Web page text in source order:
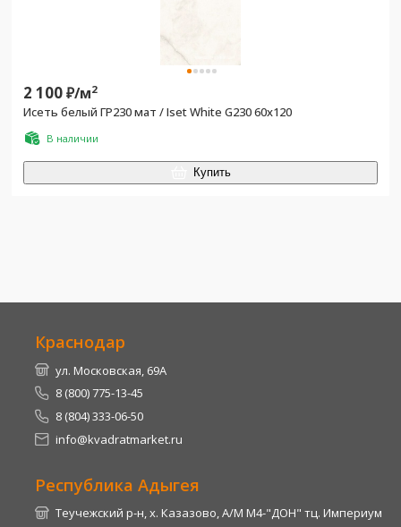
2 100₽/м2
Исеть белый ГР230 мат / Iset White G230 60x120
В наличии
Купить
Краснодар
ул. Московская, 69А
8 (800) 775-13-45
8 (804) 333-06-50
info@kvadratmarket.ru
Республика Адыгея
Теучежский р-н, х. Казазово, А/М М4-"ДОН" тц. Империум